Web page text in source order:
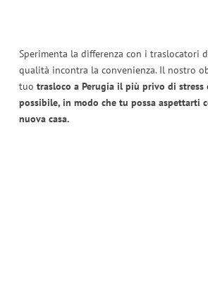
Sperimenta la differenza con i traslocatori
qualità incontra la convenienza. Il nostro
tuo trasloco a Perugia il più privo di stress
possibile, in modo che tu possa aspettarti
nuova casa.